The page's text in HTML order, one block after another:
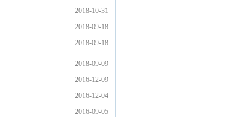
2018-10-31
2018-09-18
2018-09-18
2018-09-09
2016-12-09
2016-12-04
2016-09-05